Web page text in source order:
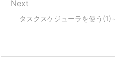
タスクスケジューラを使う(1)
Next